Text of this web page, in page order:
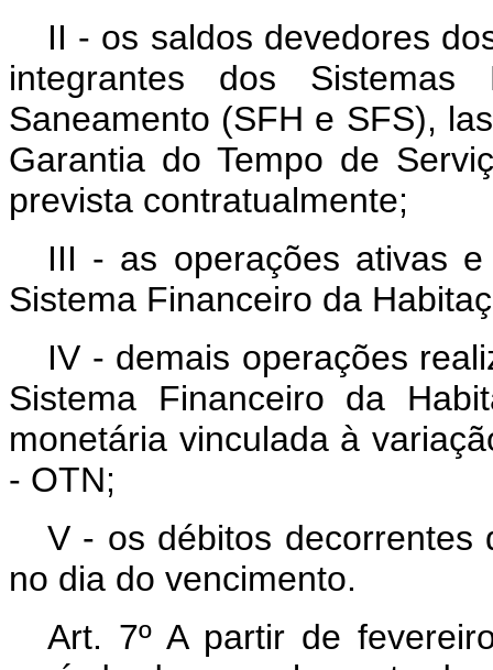
II - os saldos devedores
integrantes dos
Saneamento (SFH e SFS),
Garantia do Tempo de
prevista contratualmente;
III - as operações ativas
Sistema Financeiro da
IV - demais operações
Sistema Financeiro da
monetária vinculada à
- OTN;
V - os débitos decorrentes
no dia do vencimento.
Art. 7º A partir de